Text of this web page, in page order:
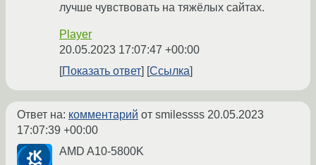
лучше чувствовать на тяжёлых сайтах.
Player
20.05.2023 17:07:47 +00:00
Показать ответ
Ссылка
Ответ на: комментарий от smilessss 20.05.2023
17:07:39 +00:00
AMD A10-5800K